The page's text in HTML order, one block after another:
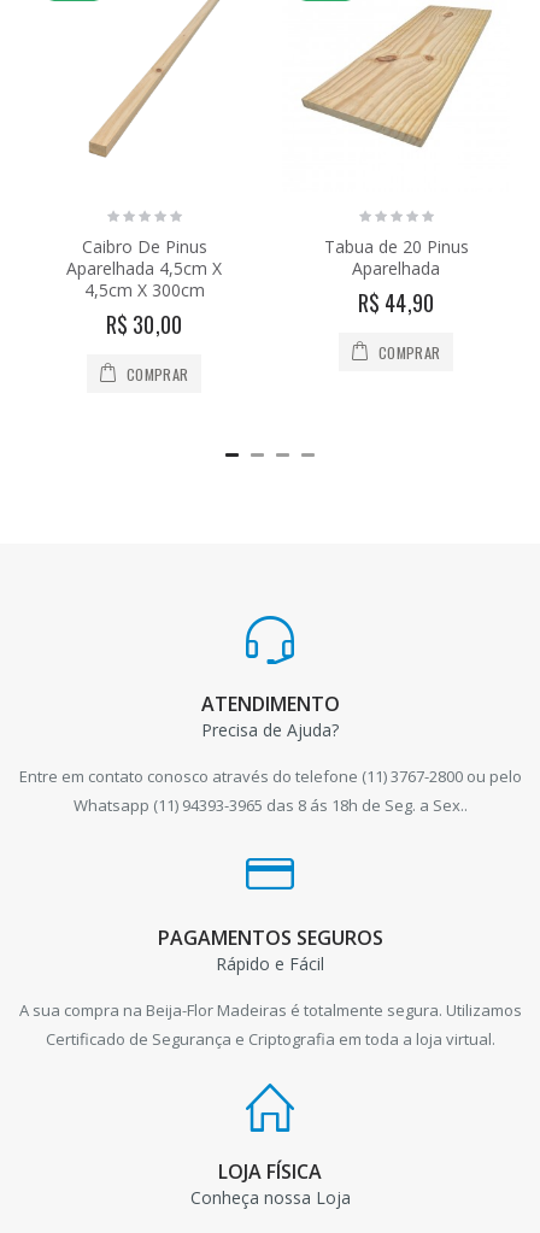
Caibro De Pinus
Aparelhada 4,5cm X
4,5cm X 300cm
R$ 30,00
COMPRAR
Tabua de 20 Pinus
Aparelhada
R$ 44,90
COMPRAR
ATENDIMENTO
Precisa de Ajuda?
Entre em contato conosco através do telefone (11) 3767-2800 ou pelo
Whatsapp (11) 94393-3965 das 8 ás 18h de Seg. a Sex..
PAGAMENTOS SEGUROS
Rápido e Fácil
A sua compra na Beija-Flor Madeiras é totalmente segura. Utilizamos
Certificado de Segurança e Criptografia em toda a loja virtual.
LOJA FÍSICA
Conheça nossa Loja